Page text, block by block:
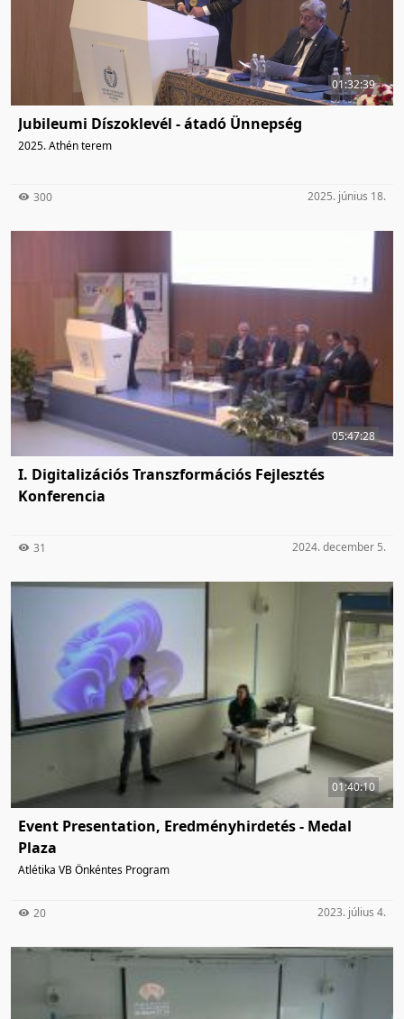
01:32:39
Jubileumi Díszoklevél - átadó Ünnepség
2025. Athén terem
300 2025. június 18.
05:47:28
I. Digitalizációs Transzformációs Fejlesztés
Konferencia
31 2024. december 5.
01:40:10
Event Presentation, Eredményhirdetés - Medal
Plaza
Atlétika VB Önkéntes Program
20 2023. július 4.